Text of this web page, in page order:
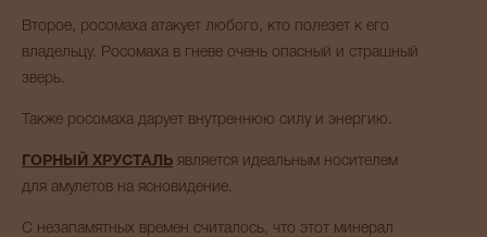
Второе, росомаха атакует любого, кто полезет к его
владельцу. Росомаха в гневе очень опасный и страшный
зверь.
Также росомаха дарует внутреннюю силу и энергию.
ГОРНЫЙ ХРУСТАЛЬ является идеальным носителем
для амулетов на ясновидение.
С незапамятных времен считалось, что этот минерал